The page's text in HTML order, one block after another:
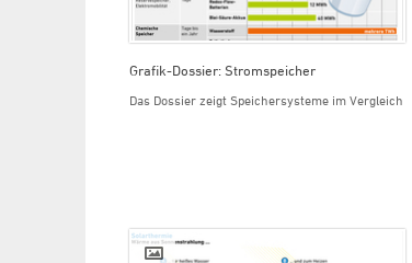
Grafik-Dossier: Stromspeicher
Das Dossier zeigt Speichersysteme im Vergleich